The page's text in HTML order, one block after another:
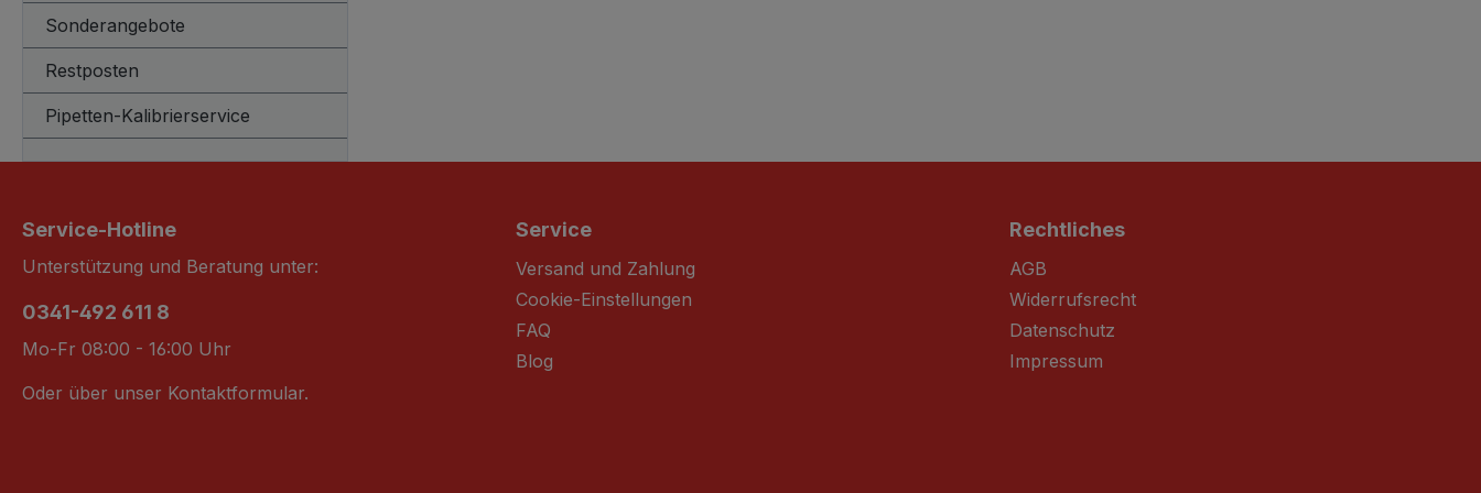
Sonderangebote
Restposten
Pipetten-Kalibrierservice
Service-Hotline
Unterstützung und Beratung unter:
0341-492 611 8
Mo-Fr 08:00 - 16:00 Uhr
Oder über unser Kontaktformular.
Service
Versand und Zahlung
Cookie-Einstellungen
FAQ
Blog
Rechtliches
AGB
Widerrufsrecht
Datenschutz
Impressum